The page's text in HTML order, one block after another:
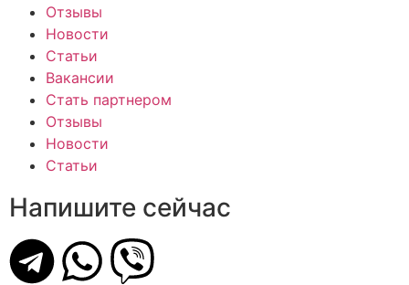
Отзывы
Новости
Статьи
Вакансии
Стать партнером
Отзывы
Новости
Статьи
Напишите сейчас